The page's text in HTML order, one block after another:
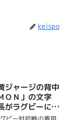
keispo
ジャージの背中
ＯＮ」の文字
がラグビーにの